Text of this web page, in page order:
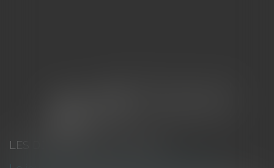
LES DERNIÈRES ACTUALITÉS